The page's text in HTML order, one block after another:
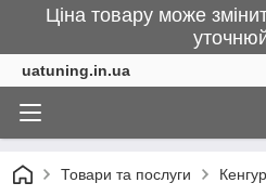
Ціна товару може
uatuning.in.ua
Товари та послуги